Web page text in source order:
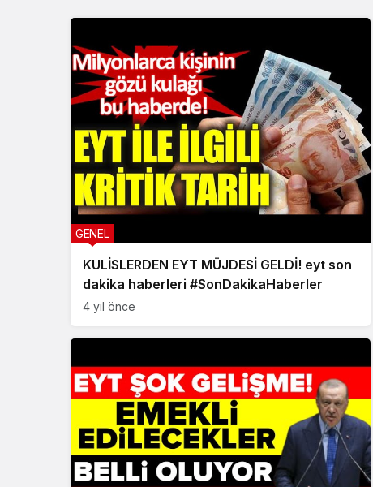
KULİSLERDEN EYT MÜJDESİ GELDİ! eyt son
dakika haberleri #SonDakikaHaberler
GENEL
4 yıl önce